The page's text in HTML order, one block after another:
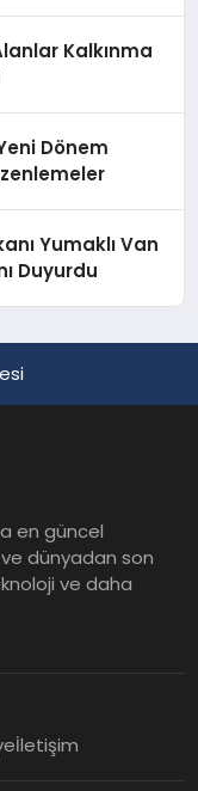
Kalkınma
Dönem
Yumaklı Van
Duyurdu
en güncel
dünyadan son
ve daha
İletişim